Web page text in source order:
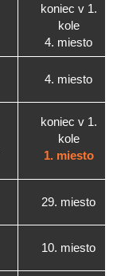
koniec v 1.
kole
4. miesto
4. miesto
koniec v 1.
kole
1. miesto
29. miesto
10. miesto